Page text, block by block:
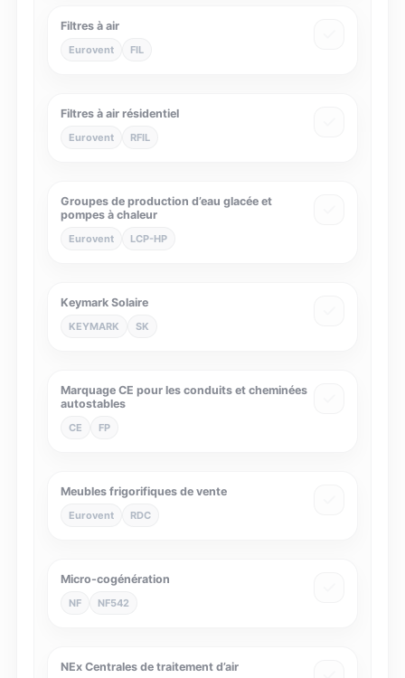
Filtres à air
Eurovent FIL
Filtres à air résidentiel
Eurovent RFIL
Groupes de production d’eau glacée et
pompes à chaleur
Eurovent LCP-HP
Keymark Solaire
KEYMARK SK
Marquage CE pour les conduits et cheminées
autostables
CE FP
Meubles frigorifiques de vente
Eurovent RDC
Micro-cogénération
NF NF542
NEx Centrales de traitement d’air